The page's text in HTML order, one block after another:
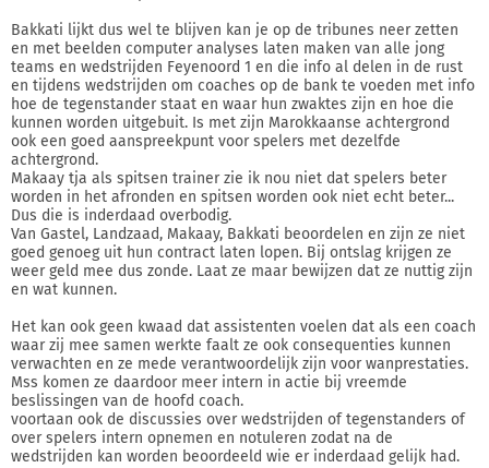
Bakkati lijkt dus wel te blijven kan je op de tribunes neer zetten
en met beelden computer analyses laten maken van alle jong
teams en wedstrijden Feyenoord 1 en die info al delen in de rust
en tijdens wedstrijden om coaches op de bank te voeden met info
hoe de tegenstander staat en waar hun zwaktes zijn en hoe die
kunnen worden uitgebuit. Is met zijn Marokkaanse achtergrond
ook een goed aanspreekpunt voor spelers met dezelfde
achtergrond.
Makaay tja als spitsen trainer zie ik nou niet dat spelers beter
worden in het afronden en spitsen worden ook niet echt beter...
Dus die is inderdaad overbodig.
Van Gastel, Landzaad, Makaay, Bakkati beoordelen en zijn ze niet
goed genoeg uit hun contract laten lopen. Bij ontslag krijgen ze
weer geld mee dus zonde. Laat ze maar bewijzen dat ze nuttig zijn
en wat kunnen.
Het kan ook geen kwaad dat assistenten voelen dat als een coach
waar zij mee samen werkte faalt ze ook consequenties kunnen
verwachten en ze mede verantwoordelijk zijn voor wanprestaties.
Mss komen ze daardoor meer intern in actie bij vreemde
beslissingen van de hoofd coach.
voortaan ook de discussies over wedstrijden of tegenstanders of
over spelers intern opnemen en notuleren zodat na de
wedstrijden kan worden beoordeeld wie er inderdaad gelijk had.